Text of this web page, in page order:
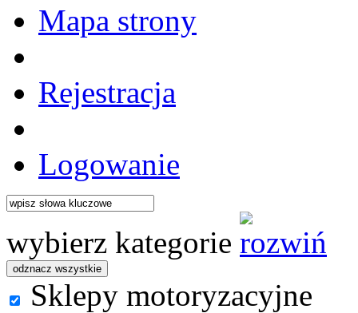
Mapa strony
Rejestracja
Logowanie
wybierz kategorie
Sklepy motoryzacyjne